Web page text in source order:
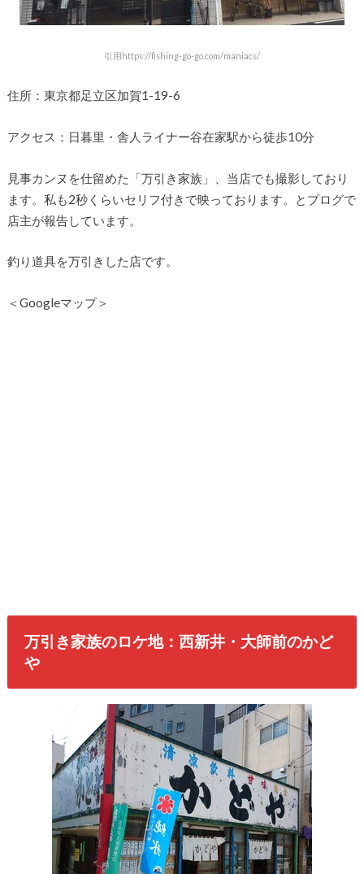
引用https://fishing-go-go.com/maniacs/
住所：東京都足立区加賀1-19-6
アクセス：日暮里・舎人ライナー谷在家駅から徒歩10分
見事カンヌを仕留めた「万引き家族」、当店でも撮影しており
ます。私も2秒くらいセリフ付きで映っております。とプログで
店主が報告しています。
釣り道具を万引きした店です。
＜Googleマップ＞
万引き家族のロケ地：西新井・大師前のかど
や